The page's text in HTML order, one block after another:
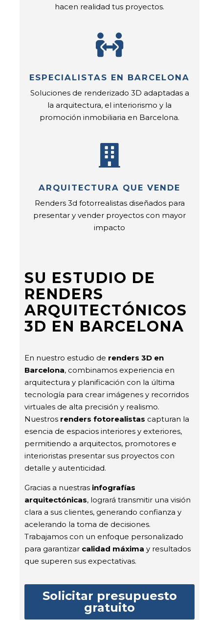
hacen realidad tus proyectos.
ESPECIALISTAS EN BARCELONA
Soluciones de renderizado 3D adaptadas a
la arquitectura, el interiorismo y la
promoción inmobiliaria en Barcelona.
ARQUITECTURA QUE VENDE
Renders 3d fotorrealistas diseñados para
presentar y vender proyectos con mayor
impacto
SU ESTUDIO DE
RENDERS
ARQUITECTÓNICOS
3D EN BARCELONA
En nuestro estudio de renders 3D en
Barcelona, combinamos experiencia en
arquitectura y planificación con la última
tecnología para crear imágenes y recorridos
virtuales de alta precisión y realismo.
Nuestros renders fotorealistas capturan la
esencia de espacios interiores y exteriores,
permitiendo a arquitectos, promotores e
interioristas presentar sus proyectos con
detalle y autenticidad.
Gracias a nuestras infografías
arquitectónicas, logrará transmitir una visión
clara a sus clientes, generando confianza y
acelerando la toma de decisiones.
Trabajamos con un enfoque personalizado
para garantizar calidad máxima y resultados
que superen sus expectativas.
Solicitar presupuesto
gratuito